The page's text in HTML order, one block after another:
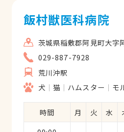
飯村獣医科病院
茨城県稲敷郡阿見町大字
029-887-7928
荒川沖駅
犬
猫 ハムスター モ
時間 月 火 水